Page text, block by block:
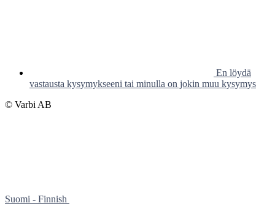
En löydä
vastausta kysymykseeni tai minulla on jokin muu kysymys
© Varbi AB
Suomi - Finnish